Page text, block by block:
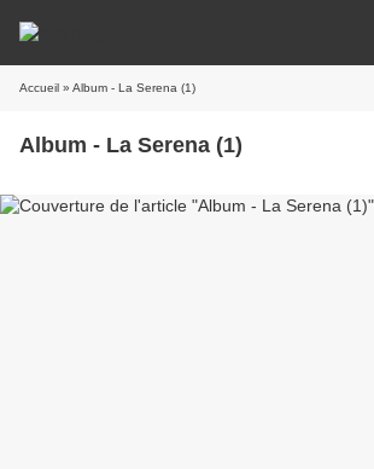
Accueil » Album - La Serena (1)
Album - La Serena (1)